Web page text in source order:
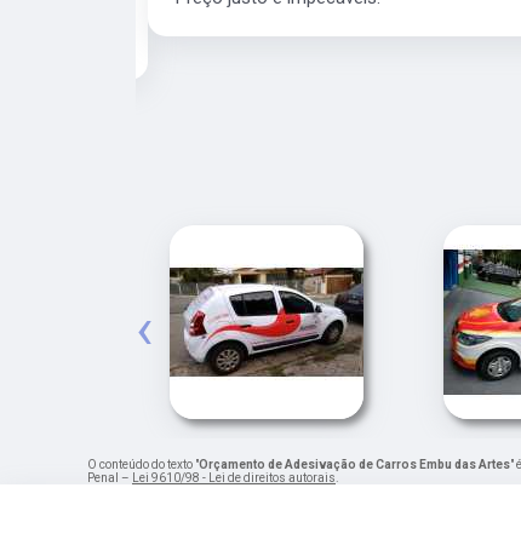
‹
O conteúdo do texto "Orçamento de Adesivação de Carros Embu das Artes"
Penal – Lei 9610/98 - Lei de direitos autorais.